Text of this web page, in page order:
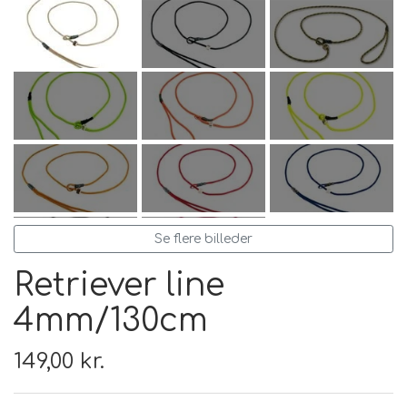
TILSKUD
PRÆMIER & GAVER
Se flere billeder
Retriever line
4mm/130cm
149,00 kr.